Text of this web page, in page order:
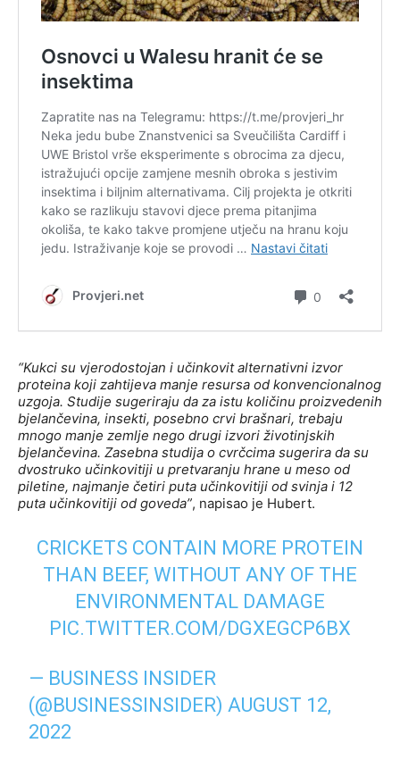
“Kukci su vjerodostojan i učinkovit alternativni izvor
proteina koji zahtijeva manje resursa od konvencionalnog
uzgoja. Studije sugeriraju da za istu količinu proizvedenih
bjelančevina, insekti, posebno crvi brašnari, trebaju
mnogo manje zemlje nego drugi izvori životinjskih
bjelančevina. Zasebna studija o cvrčcima sugerira da su
dvostruko učinkovitiji u pretvaranju hrane u meso od
piletine, najmanje četiri puta učinkovitiji od svinja i 12
puta učinkovitiji od goveda”, napisao je Hubert.
CRICKETS CONTAIN MORE PROTEIN
THAN BEEF, WITHOUT ANY OF THE
ENVIRONMENTAL DAMAGE
PIC.TWITTER.COM/DGXEGCP6BX
— BUSINESS INSIDER
(@BUSINESSINSIDER)AUGUST 12,
2022